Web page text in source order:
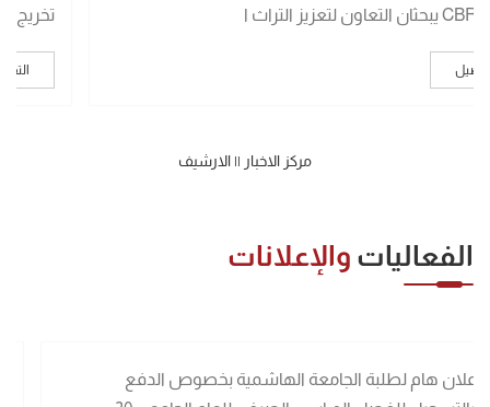
تخريج الفوج الثامن والعشرين
مركز الاخبار || الارشيف
الفعاليات والإعلانات
إعلان بدء تقديم طلبات الالتحاق ببرنامج شهادة الاختصاص